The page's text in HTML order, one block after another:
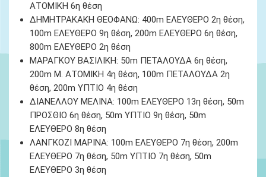
ΑΤΟΜΙΚΗ 6η θέση
ΔΗΜΗΤΡΑΚΑΚΗ ΘΕΟΦΑΝΩ: 400m ΕΛΕΥΘΕΡΟ 2η θέση,
100m ΕΛΕΥΘΕΡΟ 9η θέση, 200m ΕΛΕΥΘΕΡΟ 6η θέση,
800m ΕΛΕΥΘΕΡΟ 2η θέση
ΜΑΡΑΓΚΟΥ ΒΑΣΙΛΙΚΗ: 50m ΠΕΤΑΛΟΥΔΑ 6η θέση,
200m Μ. ΑΤΟΜΙΚΗ 4η θέση, 100m ΠΕΤΑΛΟΥΔΑ 2η
θέση, 200m ΥΠΤΙΟ 4η θέση
ΔΙΑΝΕΛΛΟΥ ΜΕΛΙΝΑ: 100m ΕΛΕΥΘΕΡΟ 13η θέση, 50m
ΠΡΟΣΘΙΟ 6η θέση, 50m ΥΠΤΙΟ 9η θέση, 50m
ΕΛΕΥΘΕΡΟ 8η θέση
ΛΑΝΓΚΟΖΙ ΜΑΡΙΝΑ: 100m ΕΛΕΥΘΕΡΟ 7η θέση, 200m
ΕΛΕΥΘΕΡΟ 7η θέση, 50m ΥΠΤΙΟ 7η θέση, 50m
ΕΛΕΥΘΕΡΟ 3η θέση